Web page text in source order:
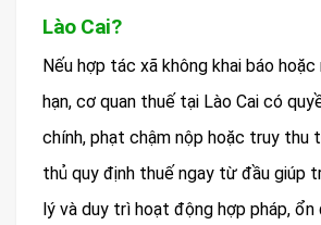
Lào Cai?
Nếu hợp tác xã không khai báo
hạn, cơ quan thuế tại Lào Cai có
chính, phạt chậm nộp hoặc truy thu
thủ quy định thuế ngay từ đầu giúp
lý và duy trì hoạt động hợp pháp, ổn